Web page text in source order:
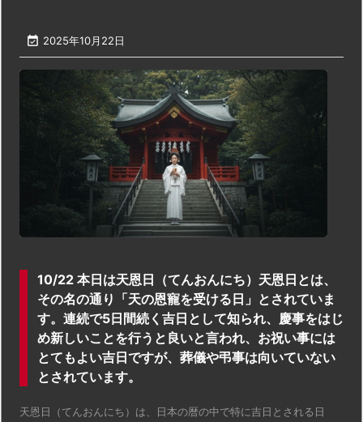
 2025年10月22日
10/22 本日は天恩日（てんおんにち）天恩日とは、
その名の通り「天の恩寵を受ける日」とされていま
す。連続で5日間続く吉日として知られ、慶事をはじ
め新しいことを行うと良いと言われ、お祝い事には
とてもよい吉日ですが、葬儀や弔事は向いていない
とされています。
天恩日（てんおんにち）は、日本の暦の中で特に吉日とされる日